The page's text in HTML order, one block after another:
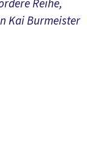
Reihe,
Kai Burmeister